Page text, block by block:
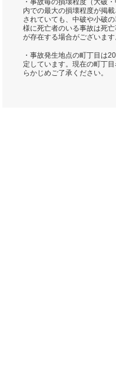
・事故毎の損壊程度（大破
内での最大の損壊程度が掲
されていても、中破や小破
様に死亡者のいる事故は死
が存在する場合がございます
・事故発生地点の町丁目は
定しています。現在の町丁
らかじめご了承ください。